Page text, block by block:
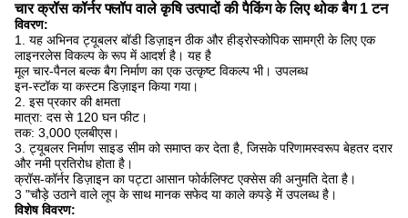
चार क्रॉस कॉर्नर फ्लॉप वाले कृषि उत्पादों की पैकिंग के लिए थोक बैग 1 टन
विवरण:
1. यह अभिनव ट्यूबलर बॉडी डिज़ाइन ठीक और हीड्रोस्कोपिक सामग्री के लिए एक
लाइनरलेस विकल्प के रूप में आदर्श है। यह है
मूल चार-पैनल बल्क बैग निर्माण का एक उत्कृष्ट विकल्प भी। उपलब्ध
इन-स्टॉक या कस्टम डिज़ाइन किया गया।
2. इस प्रकार की क्षमता
मात्रा: दस से 120 घन फीट।
तक: 3,000 एलबीएस।
3. ट्यूबलर निर्माण साइड सीम को समाप्त कर देता है, जिसके परिणामस्वरूप बेहतर दरार
और नमी प्रतिरोध होता है।
क्रॉस-कॉर्नर डिज़ाइन का पट्टा आसान फोर्कलिफ्ट एक्सेस की अनुमति देता है।
3 "चौड़े उठाने वाले लूप के साथ मानक सफेद या काले कपड़े में उपलब्ध है।
विशेष विवरण: